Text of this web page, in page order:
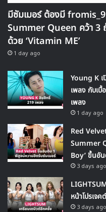
มีซัมเมอร์ ต้องมี
Summer Queen คว้า 3
ด้วย ‘Vitamin ME’
1 day ago
Young K
เพลง กับเ
เพลง
1 day ago
Red
Summer
Boy’ ขึ้นอั
3 days ago
หน้าโปรเจ
3 days ago